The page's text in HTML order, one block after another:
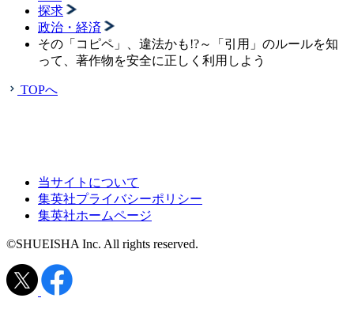
探求
政治・経済
その「コピペ」、違法かも!?～「引用」のルールを知
って、著作物を安全に正しく利用しよう
TOPへ
当サイトについて
集英社プライバシーポリシー
集英社ホームページ
©SHUEISHA Inc. All rights reserved.